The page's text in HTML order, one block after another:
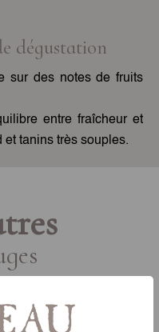
dégustation
sur des notes de fruits
entre fraîcheur et
et tanins très souples.